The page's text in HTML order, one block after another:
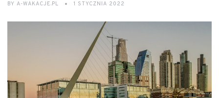
BY A-WAKACJE.PL 1 STYCZNIA 2022